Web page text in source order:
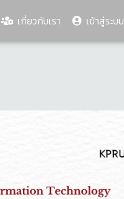
เกี่ยวกับเรา เข้าสู่ระบบ